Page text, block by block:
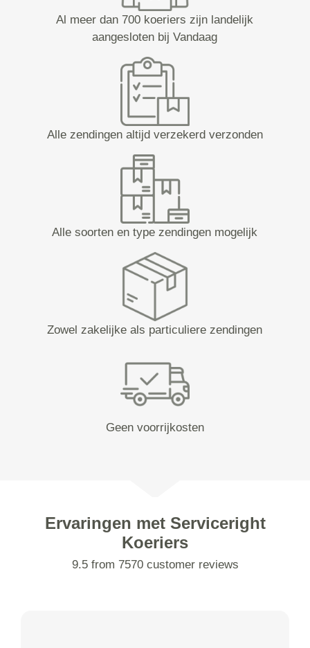
Al meer dan 700 koeriers zijn landelijk
aangesloten bij Vandaag
Alle zendingen altijd verzekerd verzonden
Alle soorten en type zendingen mogelijk
Zowel zakelijke als particuliere zendingen
Geen voorrijkosten
Ervaringen met Serviceright
Koeriers
9.5 from 7570 customer reviews